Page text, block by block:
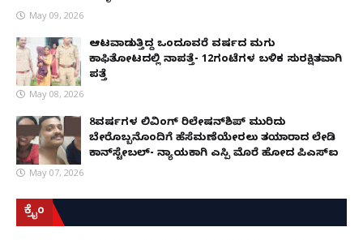
May 09, 2026
ಆಟವಾಡುತ್ತಿದ್ದ ಒಂದೂವರೆ ವರ್ಷದ ಮಗು
ಕಾಫಿತೋಟದಲ್ಲಿ ನಾಪತ್ತೆ- 12ಗಂಟೆಗಳ ಬಳಿಕ ಸುರಕ್ಷಿತವಾಗಿ
ಪತ್ತೆ
May 08, 2026
8ವರ್ಷಗಳ ಲಿವಿಂಗ್‌ ರಿಲೇಷನ್‌ಶಿಪ್ ಮುರಿದು
ಬೇರೊಬ್ಬನೊಂದಿಗೆ ಹೆಸೆಮಣೆಯೇರಲು ತಯಾರಾದ ಲೇಡಿ
ಕಾನ್‌ಸ್ಟೇಬಲ್- ನ್ಯಾಯಕ್ಕಾಗಿ ಎಸ್ಪಿ ಮೊರೆ ಹೋದ ಪಿಎಸ್ಐ
May 07, 2026
ಕ್ರೈಂ